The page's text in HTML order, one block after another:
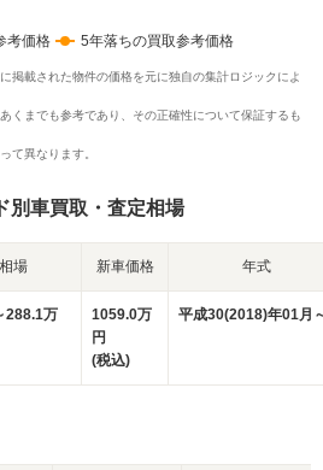
考価格 5年落ちの買取参考価格
掲載された物件の価格を元に独自の集計ロジックによ
くまでも参考であり、その正確性について保証するも
て異なります。
別車買取・査定相場
場 新車価格 年式
288.1万
1059.0万
円
(税込)
平成30(2018)年01月